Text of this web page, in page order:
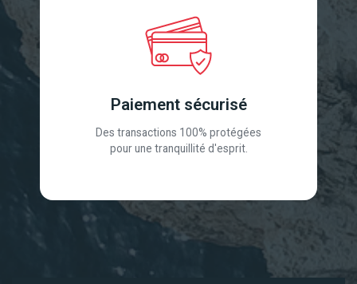
Paiement sécurisé
Des transactions 100% protégées
pour une tranquillité d'esprit.